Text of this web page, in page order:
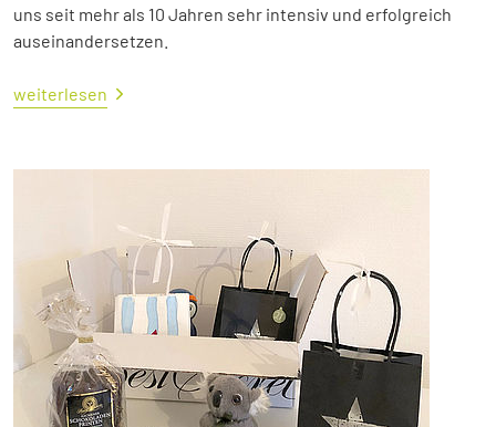
uns seit mehr als 10 Jahren sehr intensiv und erfolgreich
auseinandersetzen.
weiterlesen